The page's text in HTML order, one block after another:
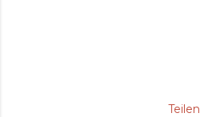
Teilen